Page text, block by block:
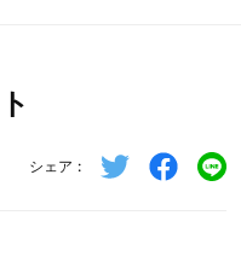
シェア